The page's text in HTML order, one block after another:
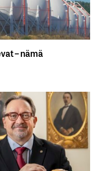
– nämä